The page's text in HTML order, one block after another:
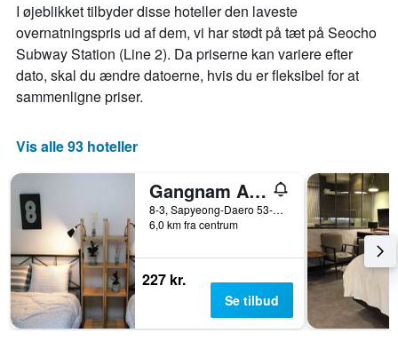
I øjeblikket tilbyder disse hoteller den laveste
overnatningspris ud af dem, vi har stødt på tæt på Seocho
Subway Station (Line 2). Da priserne kan variere efter
dato, skal du ændre datoerne, hvis du er fleksibel for at
sammenligne priser.
Vis alle 93 hoteller
Gangnam An Guesthouse - Hostel
8-3, Sapyeong-Daero 53-Gil, Seoul, Sydkorea
6,0 km fra centrum
227 kr.
Se tilbud